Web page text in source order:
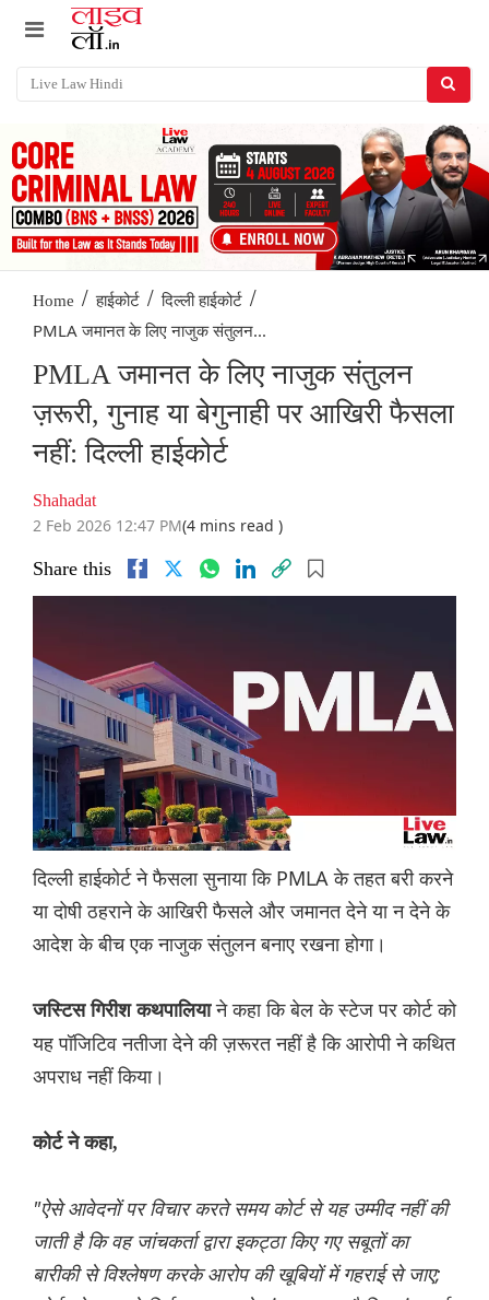
Home / हाईकोर्ट / दिल्ली हाईकोर्ट /
PMLA जमानत के लिए नाजुक संतुलन...
PMLA जमानत के लिए नाजुक संतुलन
ज़रूरी, गुनाह या बेगुनाही पर आखिरी फैसला
नहीं: दिल्ली हाईकोर्ट
Shahadat
2 Feb 2026 12:47 PM(4 mins read )
Share this
दिल्ली हाईकोर्ट ने फैसला सुनाया कि PMLA के तहत बरी करने
या दोषी ठहराने के आखिरी फैसले और जमानत देने या न देने के
आदेश के बीच एक नाजुक संतुलन बनाए रखना होगा।
जस्टिस गिरीश कथपालियाने कहा कि बेल के स्टेज पर कोर्ट को
यह पॉजिटिव नतीजा देने की ज़रूरत नहीं है कि आरोपी ने कथित
अपराध नहीं किया।
कोर्ट ने कहा,
"ऐसे आवेदनों पर विचार करते समय कोर्ट से यह उम्मीद नहीं की
जाती है कि वह जांचकर्ता द्वारा इकट्ठा किए गए सबूतों का
बारीकी से विश्लेषण करके आरोप की खूबियों में गहराई से जाए;